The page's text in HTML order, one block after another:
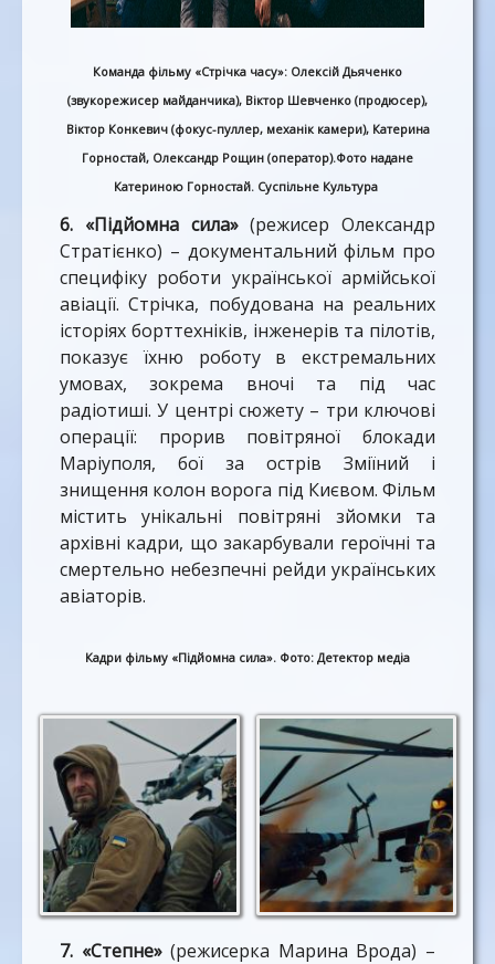
Команда фільму «Стрічка часу»: Олексій Дьяченко
(звукорежисер майданчика), Віктор Шевченко (продюсер),
Віктор Конкевич (фокус-пуллер, механік камери), Катерина
Горностай, Олександр Рощин (оператор).Фото надане
Катериною Горностай. Суспільне Культура
6. «Підйомна сила»(режисер Олександр
Стратієнко) – документальний фільм про
специфіку роботи української армійської
авіації. Стрічка, побудована на реальних
історіях борттехніків, інженерів та пілотів,
показує їхню роботу в екстремальних
умовах, зокрема вночі та під час
радіотиші. У центрі сюжету – три ключові
операції: прорив повітряної блокади
Маріуполя, бої за острів Зміїний і
знищення колон ворога під Києвом. Фільм
містить унікальні повітряні зйомки та
архівні кадри, що закарбували героїчні та
смертельно небезпечні рейди українських
авіаторів.
Кадри фільму «Підйомна сила». Фото: Детектор медіа
7. «Степне»(режисерка Марина Врода) –